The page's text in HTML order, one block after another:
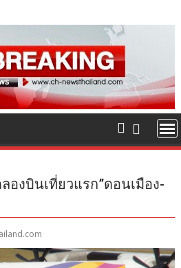
องบินเที่ยวแรก”ดอนเมือง-